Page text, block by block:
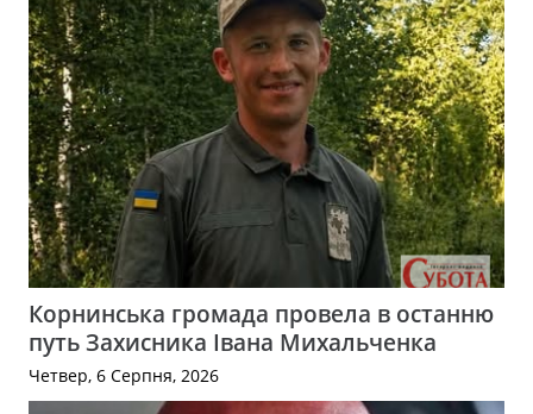
Корнинська громада провела в останню
путь Захисника Івана Михальченка
Четвер, 6 Серпня, 2026